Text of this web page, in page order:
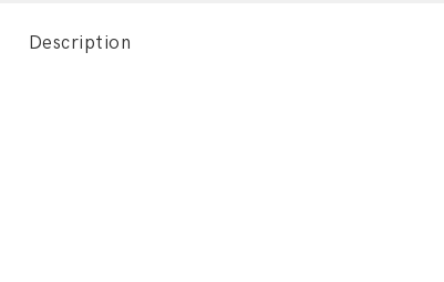
Description